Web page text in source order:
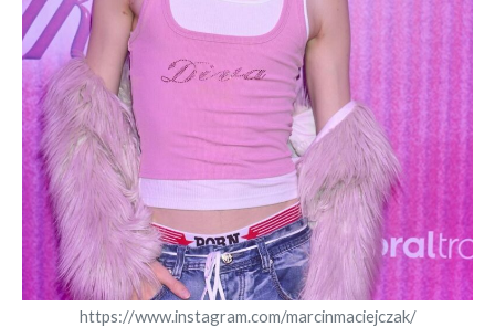
https://www.instagram.com/marcinmaciejczak/